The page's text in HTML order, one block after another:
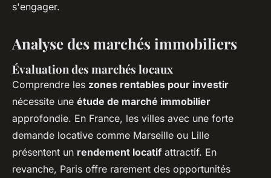
s'engager.
Analyse des marchés immobiliers
Évaluation des marchés locaux
Comprendre les zones rentables pour investir
nécessite une étude de marché immobilier
approfondie. En France, les villes avec une forte
demande locative comme Marseille ou Lille
présentent un rendement locatif attractif. En
revanche, Paris offre rarement des opportunités